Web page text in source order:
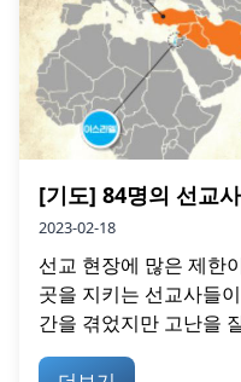
[기도] 84명의 선교
2023-02-18
선교 현장에 많은 제한
곳을 지키는 선교사들
간을 겪었지만 고난을